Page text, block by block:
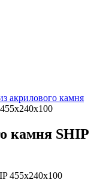
акрилового камня
камня SHIP